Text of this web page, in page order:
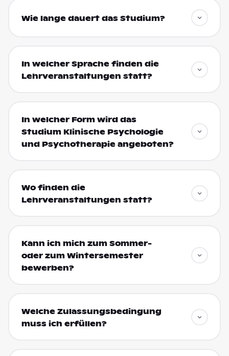
Wie lange dauert das Studium?
In welcher Sprache finden die
Lehrveranstaltungen statt?
In welcher Form wird das
Studium Klinische Psychologie
und Psychotherapie angeboten?
Wo finden die
Lehrveranstaltungen statt?
Kann ich mich zum Sommer-
oder zum Wintersemester
bewerben?
Welche Zulassungsbedingung
muss ich erfüllen?